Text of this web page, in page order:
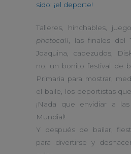
sido: ¡el deporte!
Talleres, hinchables,
photocall, las finales del
Joaquina, cabezudos,
no, un bonito festival de
Primaria para mostrar,
el baile, los deportistas
¡Nada que envidiar a
Mundial!
Y después de bailar,
para divertirse y